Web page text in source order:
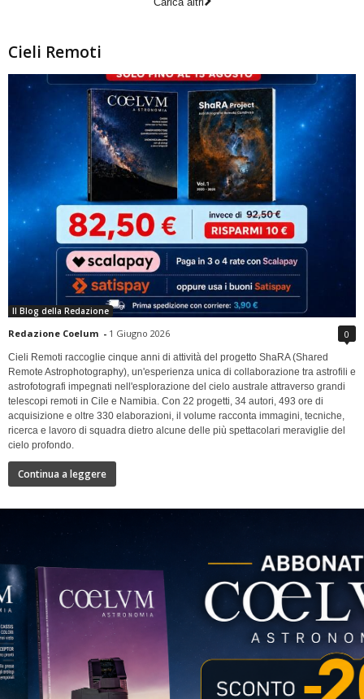
Cieli Remoti
Il Blog della Redazione
Redazione Coelum - 1 Giugno 2026 0
Cieli Remoti raccoglie cinque anni di attività del progetto ShaRA (Shared
Remote Astrophotography), un'esperienza unica di collaborazione tra astrofili e
astrofotografi impegnati nell'esplorazione del cielo australe attraverso grandi
telescopi remoti in Cile e Namibia. Con 22 progetti, 34 autori, 493 ore di
acquisizione e oltre 330 elaborazioni, il volume racconta immagini, tecniche,
ricerca e lavoro di squadra dietro alcune delle più spettacolari meraviglie del
cielo profondo.
Continua a leggere